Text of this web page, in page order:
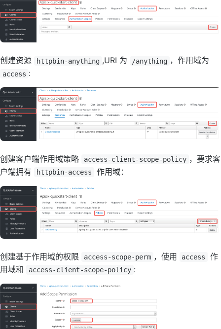
创建资源 httpbin-anything ,URI 为 /anything ，作用域为
access :
创建客户端作用域策略 access-client-scope-policy ，要求客
户端拥有
httpbin-access 作用域：
创建基于作用域的权限 access-scope-perm ，使用 access
作
用域和
access-client-scope-policy :